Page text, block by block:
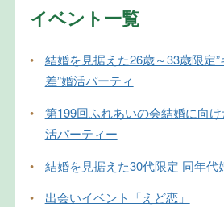
イベント一覧
•
結婚を見据えた26歳～33歳限定
差”婚活パーティ
•
第199回ふれあいの会結婚に向
活パーティー
•
結婚を見据えた30代限定 同年代
•
出会いイベント「えど恋」